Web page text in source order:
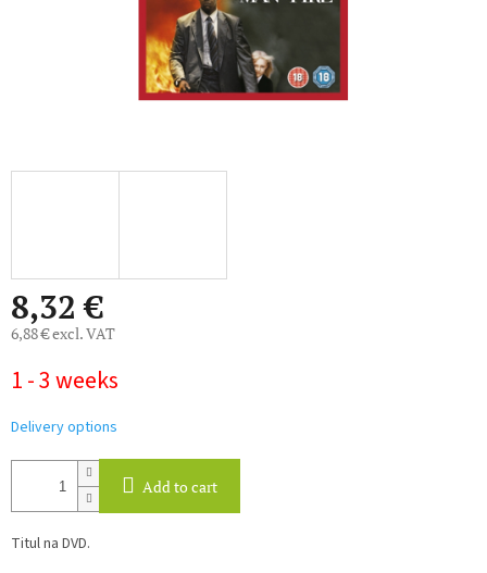
8,32 €
6,88 € excl. VAT
price:
1 - 3 weeks
Delivery options
Add to cart
Titul na DVD.